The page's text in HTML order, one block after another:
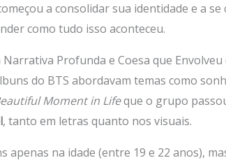
a consolidar sua identidade e a
como tudo isso aconteceu.
Profunda e Coesa que Envolveu
do BTS abordavam temas como
Moment in Lifeque o grupo
, tanto em letras quanto nos visuais.
apenas na idade (entre 19 e 22 anos),